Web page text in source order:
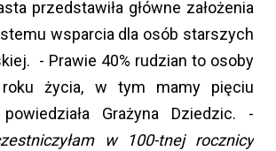
przedstawiła główne założenia
wsparcia dla osób starszych
- Prawie 40% rudzian to osoby
życia, w tym mamy pięciu
Grażyna Dziedzic. -
w 100-tnej rocznicy